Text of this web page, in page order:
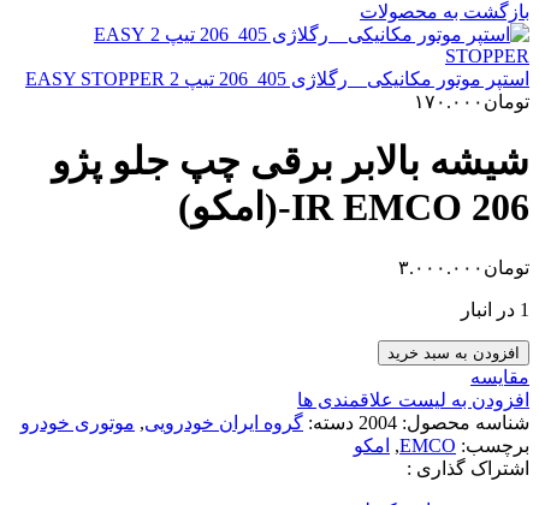
بازگشت به محصولات
استپر موتور مکانیکی _ رگلاژی 405_206 تیپ 2 EASY STOPPER
تومان ۱۷۰.۰۰۰
شیشه بالابر برقی چپ جلو پژو
206 IR EMCO-(امکو)
تومان ۳.۰۰۰.۰۰۰
1 در انبار
شیشه
بالابر
برقی
چپ
جلو
پژو
افزودن به سبد خرید
مقایسه
افزودن به لیست علاقمندی ها
شناسه محصول: 2004 دسته: گروه ایران خودرویی, موتوری خودرو
برچسب: EMCO
, امکو
اشتراک گذاری :